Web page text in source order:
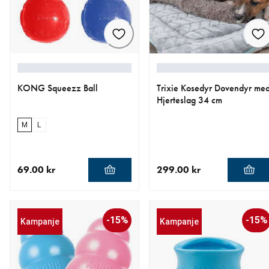
KONG Squeezz Ball
M L
69.00 kr
Trixie Kosedyr Dovendyr
Hjerteslag 34 cm
299.00 kr
Kampanje -15% Kampanje -15%